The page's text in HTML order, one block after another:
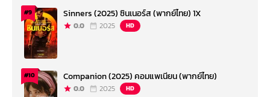
#9 Sinners (2025) ซินเนอร์ส (พากย์ไทย) 1X
0.0 2025 HD
#10 Companion (2025) คอมแพเนียน (พากย์ไทย)
0.0 2025 HD